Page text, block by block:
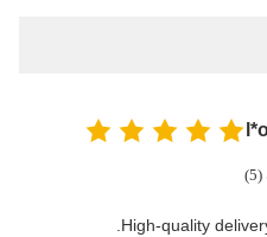
High-quality